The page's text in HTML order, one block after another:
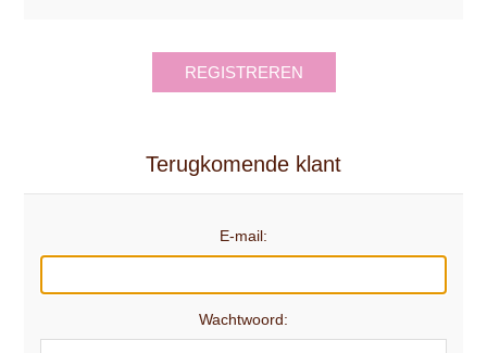
REGISTREREN
Terugkomende klant
E-mail:
Wachtwoord: